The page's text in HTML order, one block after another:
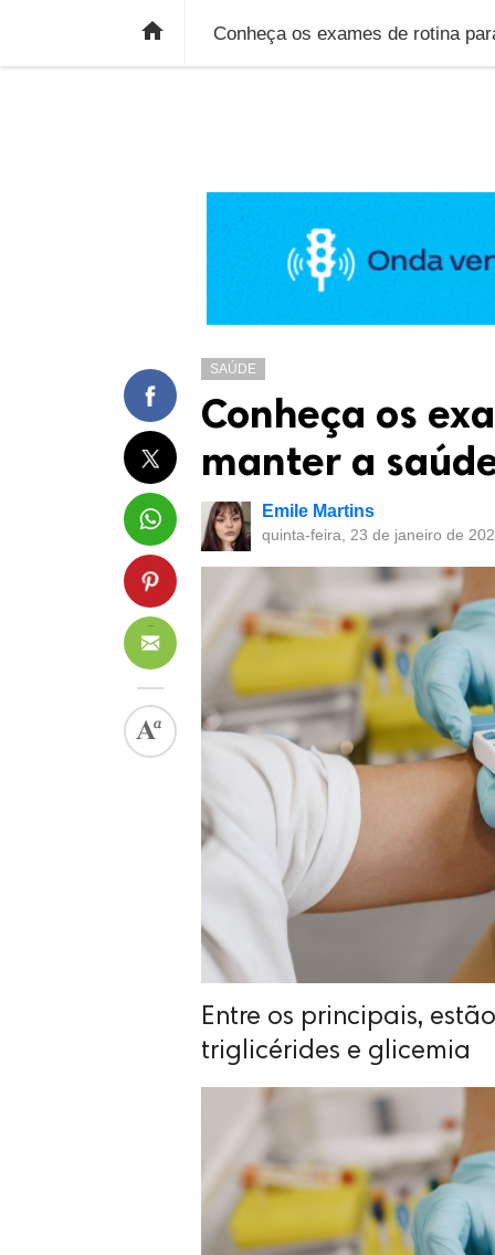
 Conheça os exames de rotina
SAÚDE
Conheça os
manter a
Emile Martins
quinta-feira, 23 de janeiro de
Entre os principais,
triglicérides e glicemia